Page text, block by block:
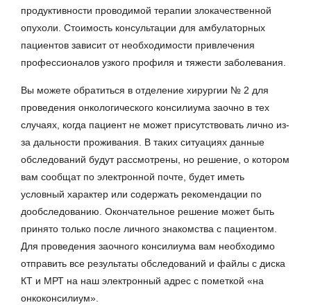
продуктивности проводимой терапии злокачественной
опухоли. Стоимость консультации для амбулаторных
пациентов зависит от необходимости привлечения
профессионалов узкого профиля и тяжести заболевания.
Вы можете обратиться в отделение хирургии № 2 для
проведения онкологического консилиума заочно в тех
случаях, когда пациент не может присутствовать лично из-
за дальности проживания. В таких ситуациях данные
обследований будут рассмотрены, но решение, о котором
вам сообщат по электронной почте, будет иметь
условный характер или содержать рекомендации по
дообследованию. Окончательное решение может быть
принято только после личного знакомства с пациентом.
Для проведения заочного консилиума вам необходимо
отправить все результаты обследований и файлы с диска
КТ и МРТ на наш электронный адрес с пометкой «на
онкоконсилиум».